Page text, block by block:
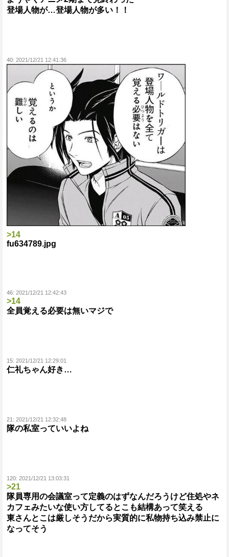
登場人物が…登場人物が多い！！
40: 2021/12/21 12:41:36
>14
fu634789.jpg
46: 2021/12/21 12:42:43
>14
全員覚える必要は無いマジで
15: 2021/12/21 12:29:01
仁礼ちゃん好き…
21: 2021/12/21 12:32:48
隊の私室っていいよね
120: 2021/12/21 13:03:31
>21
隊員専用の会議室って定義のはずなんだろうけど住処やネ
カフェみたいな使い方してるとこも結構あって笑える
東さんとこは厳しそうだから実質的に私物持ち込み禁止に
なってそう